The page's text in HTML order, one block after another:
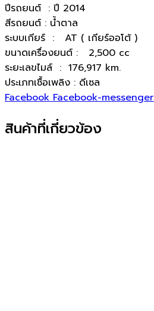
ปีรถยนต์ : ปี 2014
สีรถยนต์ : น้ำตาล
ระบบเกียร์ : AT ( เกียร์ออโต้ )
ขนาดเครื่องยนต์ : 2,500 cc
ระยะเลขไมล์ : 176,917 km.
ประเภทเชื้อเพลิง : ดีเซล
Facebook Facebook-messenger
สินค้าที่เกี่ยวข้อง